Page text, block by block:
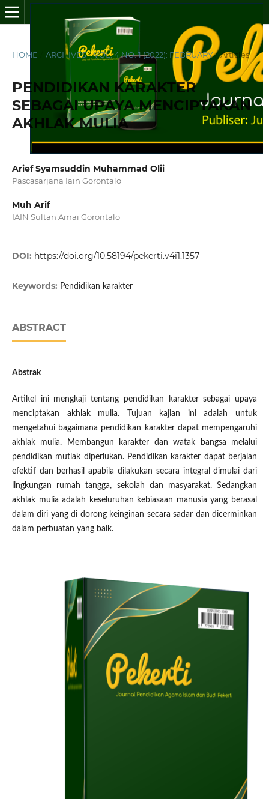
HOME ARCHIVES / VOL. 4 NO. 1 (2022): FEBRUARY / Articles
PENDIDIKAN KARAKTER
SEBAGAI UPAYA MENCIPTAKAN
AKHLAK MULIA
Arief Syamsuddin Muhammad Olii
Pascasarjana Iain Gorontalo
Muh Arif
IAIN Sultan Amai Gorontalo
DOI: https://doi.org/10.58194/pekerti.v4i1.1357
Keywords: Pendidikan karakter
ABSTRACT
Abstrak
Artikel ini mengkaji tentang pendidikan karakter sebagai upaya
menciptakan akhlak mulia. Tujuan kajian ini adalah untuk
mengetahui bagaimana pendidikan karakter dapat mempengaruhi
akhlak mulia. Membangun karakter dan watak bangsa melalui
pendidikan mutlak diperlukan. Pendidikan karakter dapat berjalan
efektif dan berhasil apabila dilakukan secara integral dimulai dari
lingkungan rumah tangga, sekolah dan masyarakat. Sedangkan
akhlak mulia adalah keseluruhan kebiasaan manusia yang berasal
dalam diri yang di dorong keinginan secara sadar dan dicerminkan
dalam perbuatan yang baik.